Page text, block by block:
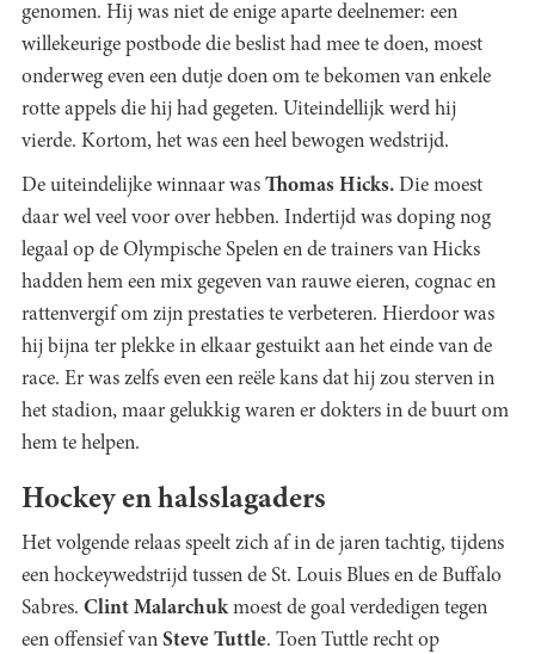
genomen. Hij was niet de enige aparte deelnemer: een
willekeurige postbode die beslist had mee te doen, moest
onderweg even een dutje doen om te bekomen van enkele
rotte appels die hij had gegeten. Uiteindellijk werd hij
vierde. Kortom, het was een heel bewogen wedstrijd.
De uiteindelijke winnaar was Thomas Hicks. Die moest
daar wel veel voor over hebben. Indertijd was doping nog
legaal op de Olympische Spelen en de trainers van Hicks
hadden hem een mix gegeven van rauwe eieren, cognac en
rattenvergif om zijn prestaties te verbeteren. Hierdoor was
hij bijna ter plekke in elkaar gestuikt aan het einde van de
race. Er was zelfs even een reële kans dat hij zou sterven in
het stadion, maar gelukkig waren er dokters in de buurt om
hem te helpen.
Hockey en halsslagaders
Het volgende relaas speelt zich af in de jaren tachtig, tijdens
een hockeywedstrijd tussen de St. Louis Blues en de Buffalo
Sabres. Clint Malarchukmoest de goal verdedigen tegen
een offensief van Steve Tuttle. Toen Tuttle recht op